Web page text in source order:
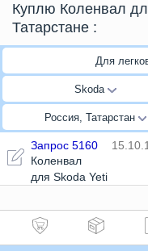
Куплю Коленвал
Татарстане :
Для
Skoda
Россия, Татарстан
Запрос 5160
Коленвал
для Skoda Yeti